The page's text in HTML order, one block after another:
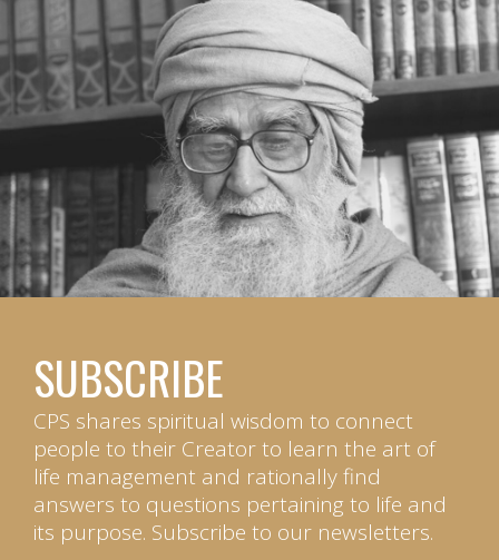
SUBSCRIBE
CPS shares spiritual wisdom to connect
people to their Creator to learn the art of
life management and rationally find
answers to questions pertaining to life and
its purpose. Subscribe to our newsletters.